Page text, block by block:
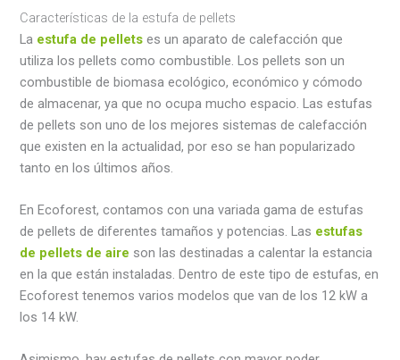
Características de la estufa de pellets
La estufa de pellets es un aparato de calefacción que
utiliza los pellets como combustible. Los pellets son un
combustible de biomasa ecológico, económico y cómodo
de almacenar, ya que no ocupa mucho espacio. Las estufas
de pellets son uno de los mejores sistemas de calefacción
que existen en la actualidad, por eso se han popularizado
tanto en los últimos años.
En Ecoforest, contamos con una variada gama de estufas
de pellets de diferentes tamaños y potencias. Las estufas
de pellets deaire son las destinadas a calentar la estancia
en la que están instaladas. Dentro de este tipo de estufas, en
Ecoforest tenemos varios modelos que van de los 12 kW a
los 14 kW.